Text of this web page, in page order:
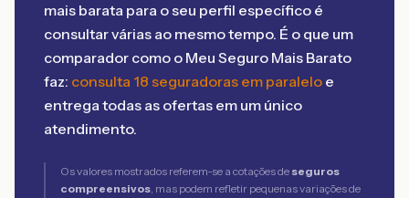
mais barata para o seu perfil específico é
consultar várias ao mesmo tempo. É o que um
comparador como o Meu Seguro Mais Barato
faz: consulta 18 seguradoras em paralelo e
entrega todas as ofertas em um único
atendimento.
Os valores mostrados referem-se a cotações de seguros
compreensivos, mas podem refletir pequenas variações de